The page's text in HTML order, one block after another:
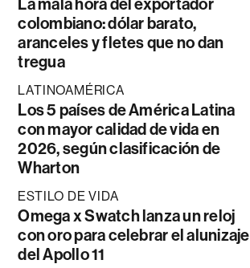
colombiano: dólar barato,
aranceles y fletes que no dan
tregua
LATINOAMÉRICA
Los 5 países de América Latina
con mayor calidad de vida en
2026, según clasificación de
Wharton
ESTILO DE VIDA
Omega x Swatch lanza un reloj
con oro para celebrar el alunizaje
del Apollo 11